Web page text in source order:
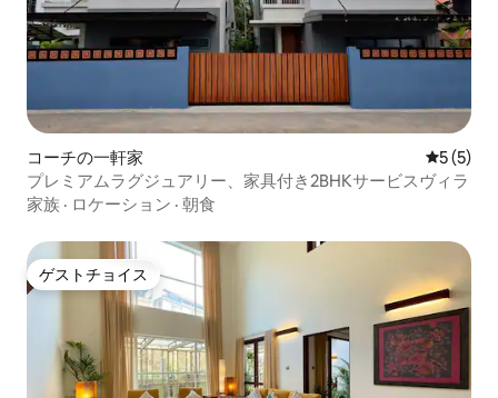
コーチの一軒家 レビュー
5 (5)
プレミアムラグジュアリー、家具付き2BHKサービスヴィラ
家族 · ロケーション · 朝食
ゲストチョイス
ゲストチョイス